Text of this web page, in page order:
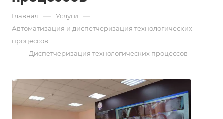
Главная — Услуги —
Автоматизация и диспетчеризация технологических
процессов
— Диспетчеризация технологических процессов